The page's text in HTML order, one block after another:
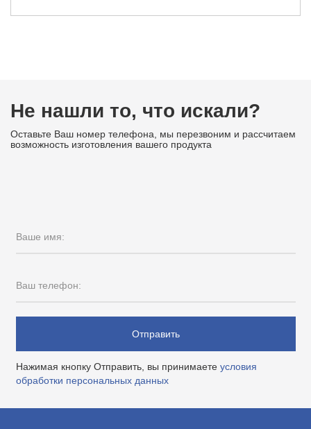
Не нашли то, что искали?
Оставьте Ваш номер телефона, мы перезвоним и рассчитаем
возможность изготовления вашего продукта
Ваше имя:
Ваш телефон:
Отправить
Нажимая кнопку Отправить, вы принимаете условия
обработки персональных данных